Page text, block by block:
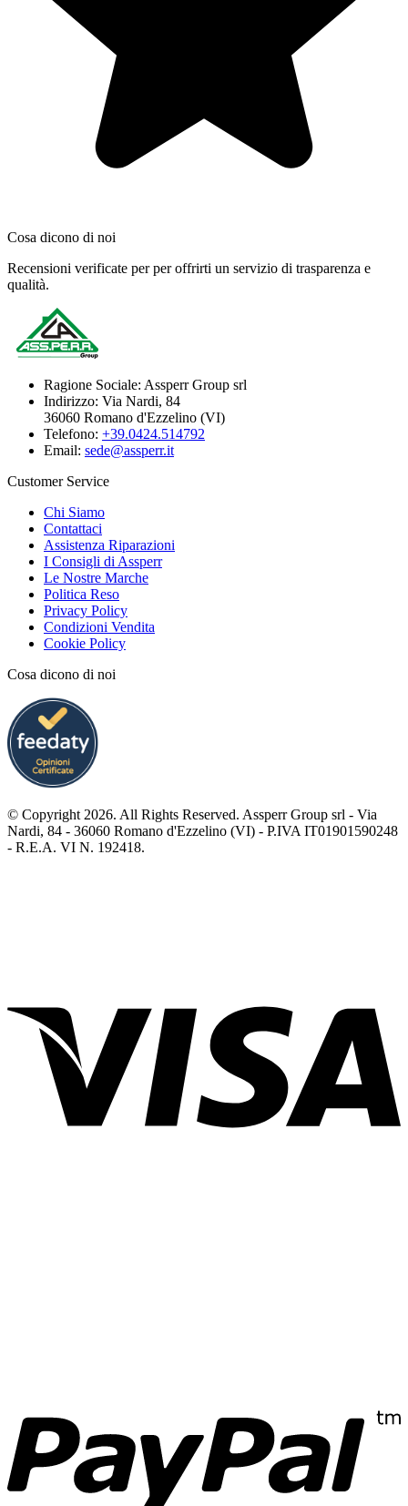
Cosa dicono di noi
Recensioni verificate per per offrirti un servizio di trasparenza e
qualità.
Ragione Sociale: Assperr Group srl
Indirizzo: Via Nardi, 84
36060 Romano d'Ezzelino (VI)
Telefono: +39.0424.514792
Email: sede@assperr.it
Customer Service
Chi Siamo
Contattaci
Assistenza Riparazioni
I Consigli di Assperr
Le Nostre Marche
Politica Reso
Privacy Policy
Condizioni Vendita
Cookie Policy
Cosa dicono di noi
© Copyright 2026. All Rights Reserved. Assperr Group srl - Via
Nardi, 84 - 36060 Romano d'Ezzelino (VI) - P.IVA IT01901590248
- R.E.A. VI N. 192418.